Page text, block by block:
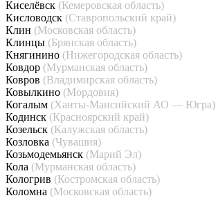
Киселёвск (Кемеровская область)
Кисловодск (Ставропольский край)
Клин (Московская область)
Клинцы (Брянская область)
Княгинино (Нижегородская область)
Ковдор (Мурманская область)
Ковров (Владимирская область)
Ковылкино (Мордовия)
Когалым (Ханты-Мансийский АО — Югра)
Кодинск (Красноярский край)
Козельск (Калужская область)
Козловка (Чувашия)
Козьмодемьянск (Марий Эл)
Кола (Мурманская область)
Кологрив (Костромская область)
Коломна (Московская область)